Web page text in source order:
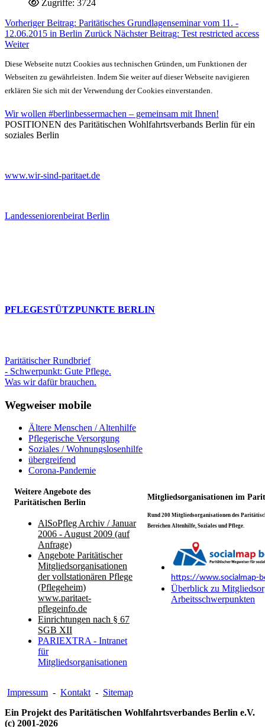
Zugriffe: 3724
Vorheriger Beitrag: Paritätisches Grundlagenseminar vom 11. -
12.06.2015 in Berlin Zurück Nächster Beitrag: Test restricted access
Weiter
Diese Webseite nutzt Cookies aus technischen Gründen, um Funktionen der
Webseiten zu gewährleisten. Indem Sie weiter auf dieser Webseite navigieren
erklären Sie sich mit der Verwendung der Cookies einverstanden.
Wir wollen #berlinbessermachen – gemeinsam mit Ihnen!
POSITIONEN des Paritätischen Wohlfahrtsverbands Berlin für ein
soziales Berlin
www.wir-sind-paritaet.de
Landesseniorenbeirat Berlin
PFLEGESTÜTZPUNKTE BERLIN
Paritätischer Rundbrief
- Schwerpunkt: Gute Pflege.
Was wir dafür brauchen.
Wegweiser mobile
Ältere Menschen / Altenhilfe
Pflegerische Versorgung
Soziales / Wohnungslosenhilfe
übergreifend
Corona-Pandemie
Weitere Angebote des
Paritätischen Berlin
Mitgliedsorganisationen im
AlSoPfleg Archiv / Januar
2006 - August 2009 (auf
Anfrage)
Angebote Paritätischer
Mitgliedsorganisationen
der vollstationären Pflege
(Pflegeheim)
www.paritaet-
pflegeinfo.de
Einrichtungen nach § 67
SGB XII
PARIEXTRA - Intranet
für
Mitgliedsorganisationen
Rund 200 Mitgliedsorganisationen des
Bereichen Altenhilfe, Soziales und Pflege.
https://www.socialmap-
Überblick zu
Arbeitsschwerpunkten
Impressum - Kontakt - Sitemap
Ein Projekt des Paritätischen Wohlfahrtsverbandes Berlin e.V.
(c) 2001-2026